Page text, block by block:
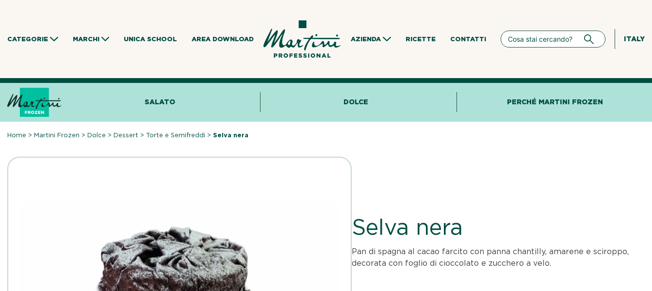
CATEGORIE MARCHI UNICA SCHOOL AREA DOWNLOAD AZIENDA RICETTE CONTATTI ITALY
SALATO DOLCE PERCHÉ MARTINI FROZEN
Home >Martini Frozen >Dolce >Dessert >Torte e Semifreddi >Selva nera
Selva nera
Pan di spagna al cacao farcito con panna chantilly, amarene e sciroppo,
decorata con foglio di cioccolato e zucchero a velo.